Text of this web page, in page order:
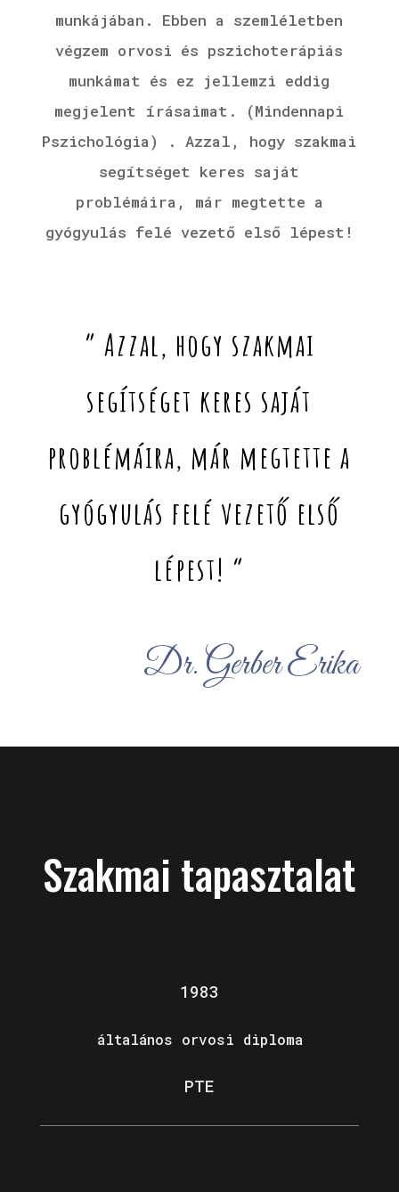
munkájában. Ebben a szemléletben
végzem orvosi és pszichoterápiás
munkámat és ez jellemzi eddig
megjelent írásaimat. (Mindennapi
Pszichológia) . Azzal, hogy szakmai
segítséget keres saját
problémáira, már megtette a
gyógyulás felé vezető első lépest!
” Azzal, hogy szakmai
segítséget keres saját
problémáira, már megtette a
gyógyulás felé vezető első
lépest! “
Dr. Gerber Erika
Szakmai tapasztalat
1983
általános orvosi diploma
PTE